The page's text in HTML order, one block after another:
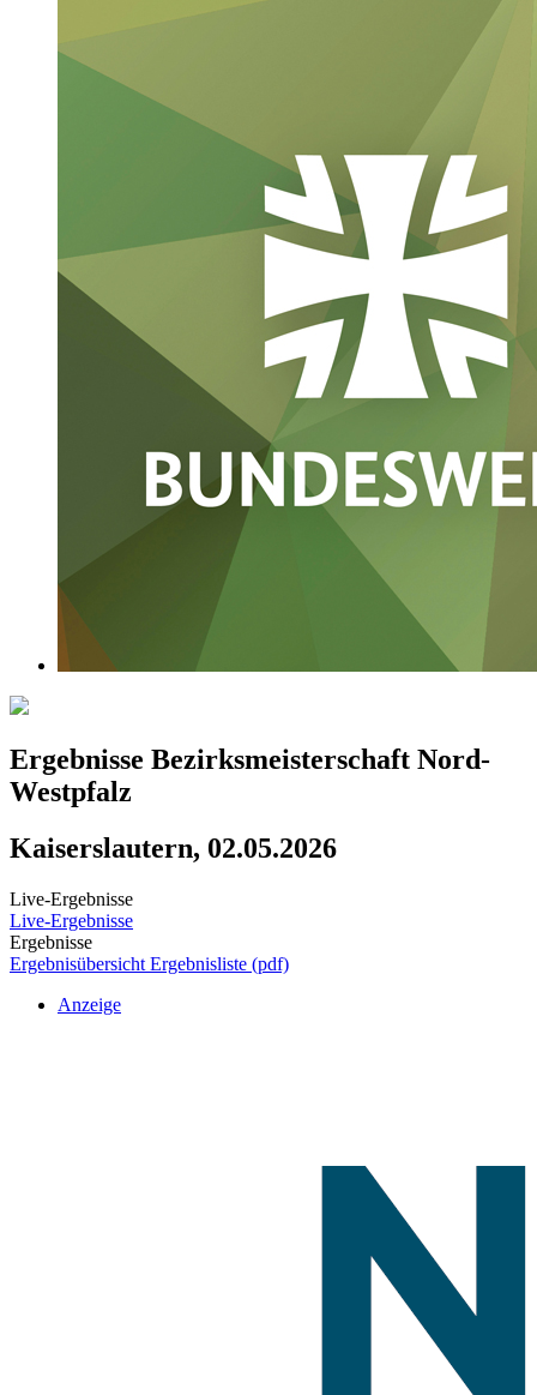
Ergebnisse Bezirksmeisterschaft Nord-
Westpfalz
Kaiserslautern, 02.05.2026
Live-Ergebnisse
Live-Ergebnisse
Ergebnisse
Ergebnisübersicht Ergebnisliste (pdf)
Anzeige